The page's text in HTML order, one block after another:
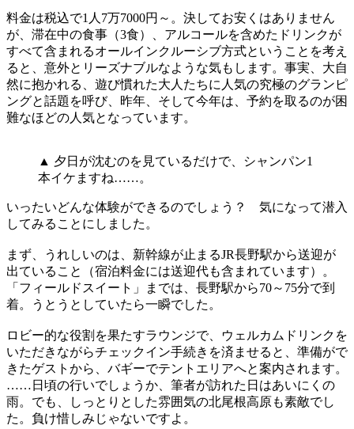
料金は税込で1人7万7000円～。決してお安くはありません
が、滞在中の食事（3食）、アルコールを含めたドリンクが
すべて含まれるオールインクルーシブ方式ということを考え
ると、意外とリーズナブルなような気もします。事実、大自
然に抱かれる、遊び慣れた大人たちに人気の究極のグランピ
ングと話題を呼び、昨年、そして今年は、予約を取るのが困
難なほどの人気となっています。
▲ 夕日が沈むのを見ているだけで、シャンパン1
本イケますね……。
いったいどんな体験ができるのでしょう？ 気になって潜入
してみることにしました。
まず、うれしいのは、新幹線が止まるJR長野駅から送迎が
出ていること（宿泊料金には送迎代も含まれています）。
「フィールドスイート」までは、長野駅から70～75分で到
着。うとうとしていたら一瞬でした。
ロビー的な役割を果たすラウンジで、ウェルカムドリンクを
いただきながらチェックイン手続きを済ませると、準備がで
きたゲストから、バギーでテントエリアへと案内されます。
……日頃の行いでしょうか、筆者が訪れた日はあいにくの
雨。でも、しっとりとした雰囲気の北尾根高原も素敵でし
た。負け惜しみじゃないですよ。